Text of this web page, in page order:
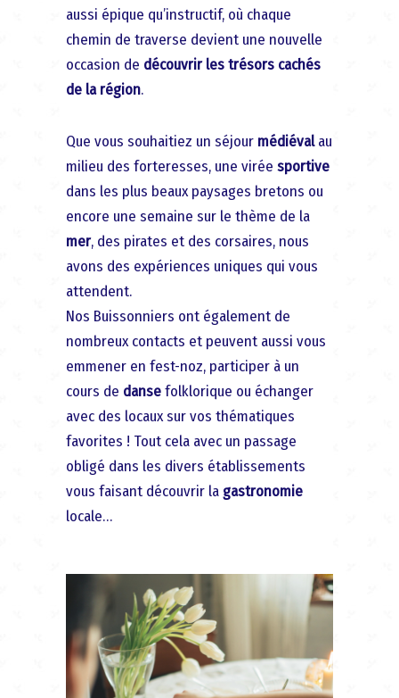
aussi épique qu’instructif, où chaque
chemin de traverse devient une nouvelle
occasion de découvrir les trésors cachés
de la région.
Que vous souhaitiez un séjour médiévalau
milieu des forteresses, une virée sportive
dans les plus beaux paysages bretons ou
encore une semaine sur le thème de la
mer, des pirates et des corsaires, nous
avons des expériences uniques qui vous
attendent.
Nos Buissonniers ont également de
nombreux contacts et peuvent aussi vous
emmener en fest-noz, participer à un
cours de dansefolklorique ou échanger
avec des locaux sur vos thématiques
favorites ! Tout cela avec un passage
obligé dans les divers établissements
vous faisant découvrir la gastronomie
locale…